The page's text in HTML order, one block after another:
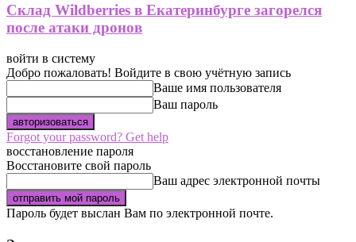
Склад Wildberries в Екатеринбурге загорелся
после атаки дронов
войти в систему
Добро пожаловать! Войдите в свою учётную запись
Ваше имя пользователя
Ваш пароль
Forgot your password? Get help
восстановление пароля
Восстановите свой пароль
Ваш адрес электронной почты
Пароль будет выслан Вам по электронной почте.